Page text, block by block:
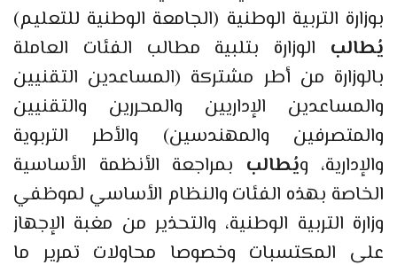
بوزارة التربية الوطنية (الجامعة الوطنية للتعليم)
يُطالب الوزارة بتلبية مطالب الفئات العاملة
بالوزارة من أطر مشتركة (المساعدين التقنيين
والمساعدين الإداريين والمحررين والتقنيين
والمتصرفين والمهندسين) والأطر التربوية
والإدارية، ويُطالب بمراجعة الأنظمة الأساسية
الخاصة بهذه الفئات والنظام الأساسي لموظفي
وزارة التربية الوطنية، والتحذير من مغبة الإجهاز
على المكتسبات وخصوصا محاولات تمرير ما